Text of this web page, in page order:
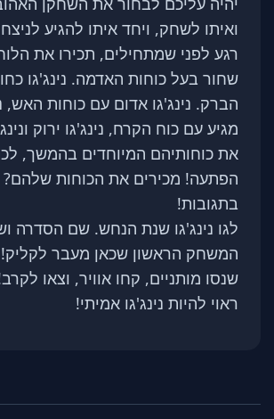
ואיתו לשחק, ויחד איתו להגיע
רגע לפני שמתחילים, תכירו את
שחור בעל כוחות האדמה. נינג'גו
הברק. נינג'גו אדום עם כוחות האש,
מגיע עם כוח הקרח, נינג'גו ירוק
את כוחותיהם המיוחדים בהמשך,
הפתעה! מכירים את הכוחות שלהם?
בתגובות!
לגו נינג'גו שנת הנחש. שם הסדרה
המשחק הראשון שכאן מעבר לקליק!
שנסו מותניים, קחו אוויר, וצאו
ראוי להיות נינג'גו אמיתי!